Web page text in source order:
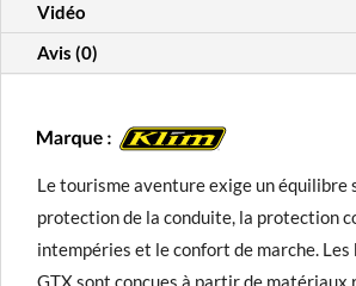
Vidéo
Avis (0)
Le tourisme aventure exige un équilibre
protection de la conduite, la protection
intempéries et le confort de marche.
GTX sont conçues à partir de matériaux